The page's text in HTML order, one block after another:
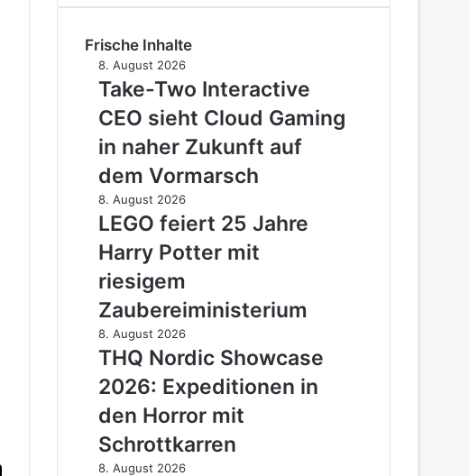
Frische Inhalte
Take-
Two
Interactive
CEO
sieht
Cloud
Gaming
in
naher
Zukunft
auf
dem
Vormarsch
8. August 2026
Take-Two Interactive
CEO sieht Cloud Gaming
in naher Zukunft auf
dem Vormarsch
LEGO
feiert
Jahre
Harry
Potter
mit
riesigem
Zaubereiministerium
8. August 2026
LEGO feiert 25 Jahre
Harry Potter mit
riesigem
Zaubereiministerium
THQ
Nordic
Showcase
2026:
Expeditionen
in
den
Horror
8. August 2026
THQ Nordic Showcase
2026: Expeditionen in
den Horror mit
Schrottkarren
The
8. August 2026